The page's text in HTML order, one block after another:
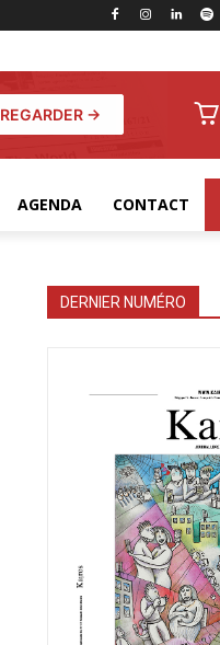
REGARDER →
AGENDA CONTACT
DERNIER NUMÉRO